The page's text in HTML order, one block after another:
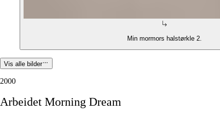
Min mormors halstørkle 2.
Vis alle bilder
2000
Arbeidet Morning Dream